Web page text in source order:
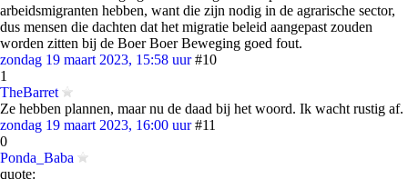
arbeidsmigranten hebben, want die zijn nodig in de agrarische sector,
dus mensen die dachten dat het migratie beleid aangepast zouden
worden zitten bij de Boer Boer Beweging goed fout.
zondag 19 maart 2023, 15:58 uur #10
1
TheBarret
Ze hebben plannen, maar nu de daad bij het woord. Ik wacht rustig af.
zondag 19 maart 2023, 16:00 uur #11
0
Ponda_Baba
quote: